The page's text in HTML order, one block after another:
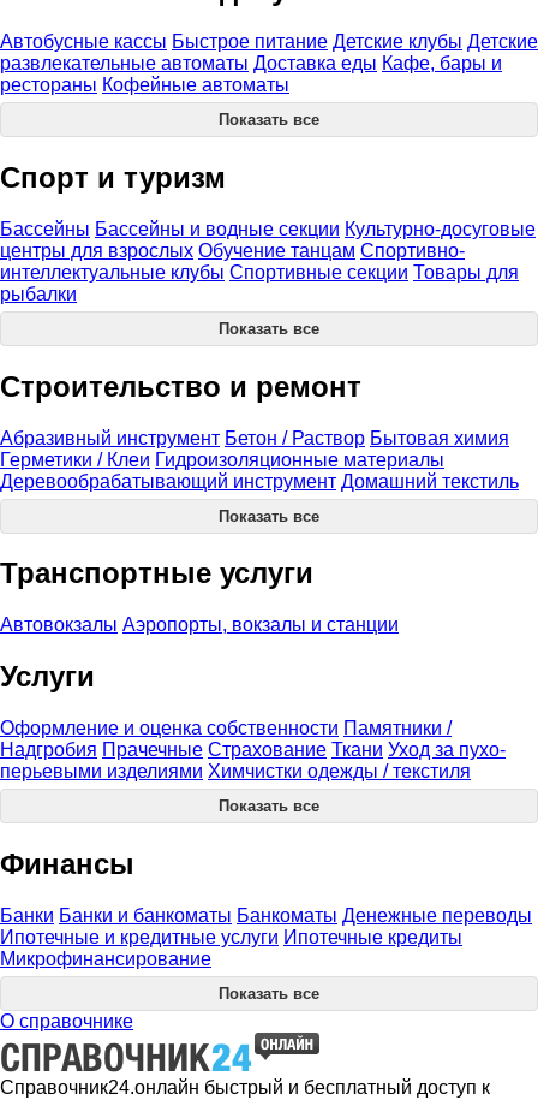
Автобусные кассы Быстрое питание Детские клубы Детские
развлекательные автоматы Доставка еды Кафе, бары и
рестораны Кофейные автоматы
Показать все
Спорт и туризм
Бассейны Бассейны и водные секции Культурно-досуговые
центры для взрослых Обучение танцам Спортивно-
интеллектуальные клубы Спортивные секции Товары для
рыбалки
Показать все
Строительство и ремонт
Абразивный инструмент Бетон / Раствор Бытовая химия
Герметики / Клеи Гидроизоляционные материалы
Деревообрабатывающий инструмент Домашний текстиль
Показать все
Транспортные услуги
Автовокзалы Аэропорты, вокзалы и станции
Услуги
Оформление и оценка собственности Памятники /
Надгробия Прачечные Страхование Ткани Уход за пухо-
перьевыми изделиями Химчистки одежды / текстиля
Показать все
Финансы
Банки Банки и банкоматы Банкоматы Денежные переводы
Ипотечные и кредитные услуги Ипотечные кредиты
Микрофинансирование
Показать все
О справочнике
Справочник24.онлайн быстрый и бесплатный доступ к